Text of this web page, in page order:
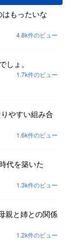
もったいな
4.8k件のビュー
しょ。
1.7k件のビュー
やすい組み合
1.6k件のビュー
代を築いた
1.3k件のビュー
親と姉との関係
1.2k件のビュー